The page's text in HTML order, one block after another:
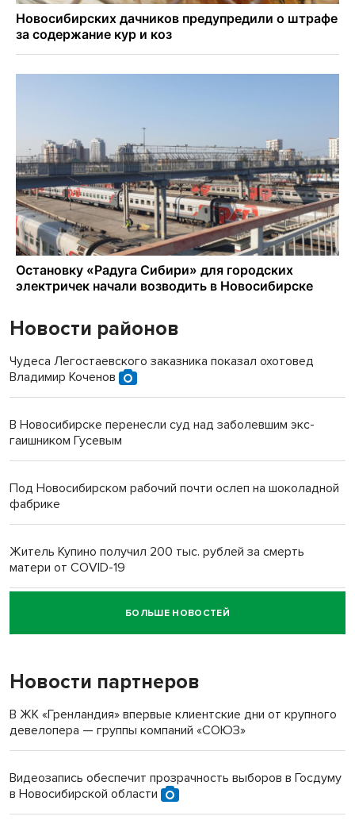
Новости районов
Чудеса Легостаевского заказника показал охотовед
Владимир Коченов
В Новосибирске перенесли суд над заболевшим экс-
гаишником Гусевым
Под Новосибирском рабочий почти ослеп на шоколадной
фабрике
Житель Купино получил 200 тыс. рублей за смерть
матери от COVID-19
Новосибирский суд наказал водителя за смерть
пенсионерки на вокзале
БОЛЬШЕ НОВОСТЕЙ
Новости партнеров
В ЖК «Гренландия» впервые клиентские дни от крупного
девелопера — группы компаний «СОЮЗ»
Видеозапись обеспечит прозрачность выборов в Госдуму
в Новосибирской области